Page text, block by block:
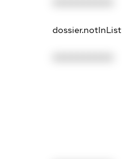
dossier.notInList